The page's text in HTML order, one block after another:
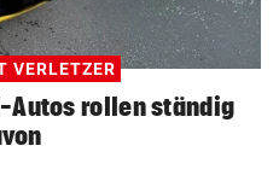
VERLETZER
Autos rollen ständig